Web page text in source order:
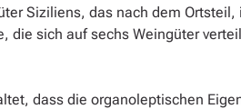
Siziliens, das nach dem
sich auf sechs Weingüter
dass die organoleptischen